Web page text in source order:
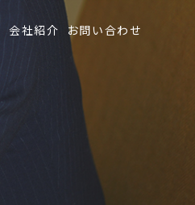
会社紹介 お問い合わせ